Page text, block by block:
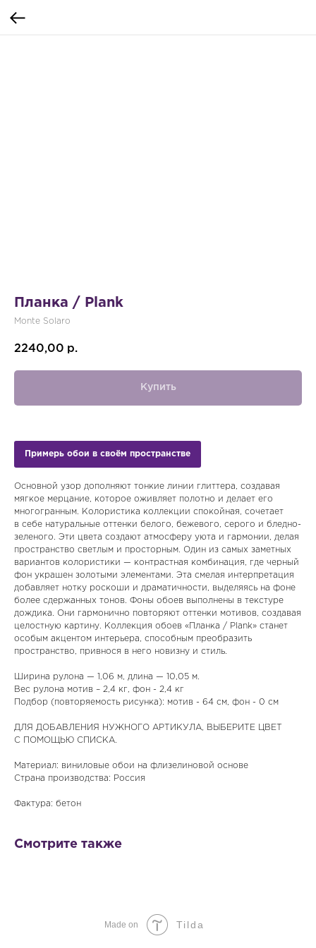
Планка / Plank
Monte Solaro
2240,00 р.
Купить
Примерь обои в своём пространстве
Основной узор дополняют тонкие линии глиттера, создавая
мягкое мерцание, которое оживляет полотно и делает его
многогранным. Колористика коллекции спокойная, сочетает
в себе натуральные оттенки белого, бежевого, серого и бледно-
зеленого. Эти цвета создают атмосферу уюта и гармонии, делая
пространство светлым и просторным. Один из самых заметных
вариантов колористики — контрастная комбинация, где черный
фон украшен золотыми элементами. Эта смелая интерпретация
добавляет нотку роскоши и драматичности, выделяясь на фоне
более сдержанных тонов. Фоны обоев выполнены в текстуре
дождика. Они гармонично повторяют оттенки мотивов, создавая
целостную картину. Коллекция обоев «Планка / Plank» станет
особым акцентом интерьера, способным преобразить
пространство, привнося в него новизну и стиль.
Ширина рулона — 1,06 м, длина — 10,05 м.
Вес рулона мотив – 2,4 кг, фон - 2,4 кг
Подбор (повторяемость рисунка): мотив - 64 см, фон - 0 см
ДЛЯ ДОБАВЛЕНИЯ НУЖНОГО АРТИКУЛА, ВЫБЕРИТЕ ЦВЕТ
С ПОМОЩЬЮ СПИСКА.
Материал: виниловые обои на флизелиновой основе
Страна производства: Россия
Фактура: бетон
Смотрите также
Made on Tilda